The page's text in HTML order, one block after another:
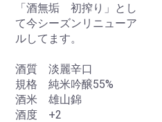
そば焼酎
「酒無垢 初搾り」とし
て今シーズンリニューア
ルしてます。
酒質 淡麗辛口
規格 純米吟醸55%
酒米 雄山錦
酒度 +2